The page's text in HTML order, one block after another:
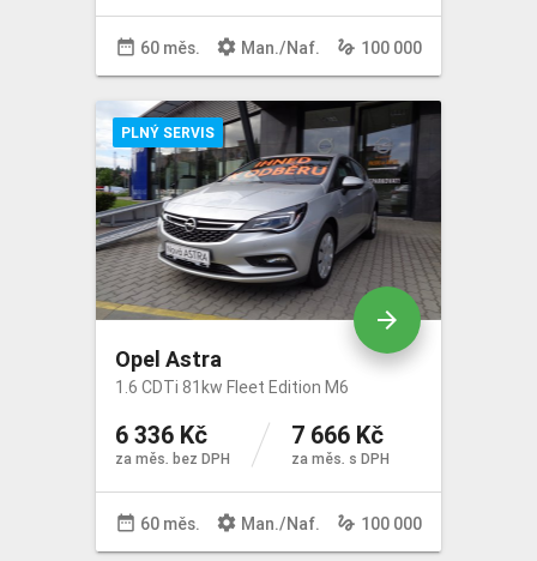
date_range 60 měs. settings Man./Naf. gesture 100 000
Opel Astra
1.6 CDTi 81kw Fleet Edition M6
6 336 Kč
za měs. bez DPH
7 666 Kč
za měs. s DPH
date_range 60 měs. settings Man./Naf. gesture 100 000
arrow_forward
PLNÝ SERVIS